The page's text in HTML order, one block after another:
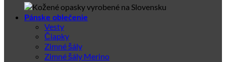
Pánske oblečenie
Vesty
Čiapky
Zimné šály
Zimné šály Merino